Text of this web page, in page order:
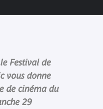
Festival de
vous donne
de cinéma du
29